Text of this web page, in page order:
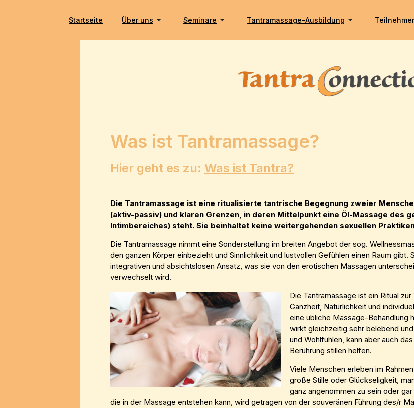
Startseite Über uns Seminare Tantramassage-Ausbildung
Was ist Tantramassage?
Hier geht es zu: Was ist Tantra?
Die Tantramassage ist eine ritualisierte tantrische Begegnung zweier
(aktiv-passiv) und klaren Grenzen, in deren Mittelpunkt eine Öl-Massage des
Intimbereiches) steht. Sie beinhaltet keine weitergehenden sexuellen
Die Tantramassage nimmt eine Sonderstellung im breiten Angebot der sog.
den ganzen Körper einbezieht und Sinnlichkeit und lustvollen Gefühlen einen Raum
integrativen und absichtslosen Ansatz, was sie von den erotischen Massagen
verwechselt wird.
Die Tantramassage ist ein Ritual
Ganzheit, Natürlichkeit und
eine übliche Massage-Behandlung
wirkt gleichzeitig sehr belebend
und Wohlfühlen, kann aber auch
Berührung stillen helfen.
Viele Menschen erleben im
große Stille oder Glückseligkeit,
ganz angenommen zu sein oder
die in der Massage entstehen kann, wird getragen von der souveränen Führung des/r